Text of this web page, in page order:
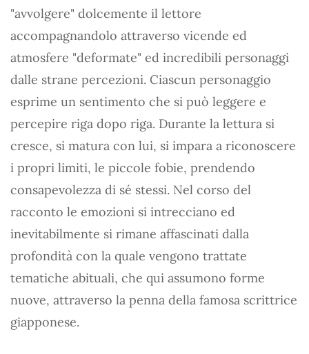
"avvolgere" dolcemente il lettore
accompagnandolo attraverso vicende ed
atmosfere "deformate" ed incredibili personaggi
dalle strane percezioni. Ciascun personaggio
esprime un sentimento che si può leggere e
percepire riga dopo riga. Durante la lettura si
cresce, si matura con lui, si impara a riconoscere
i propri limiti, le piccole fobie, prendendo
consapevolezza di sé stessi. Nel corso del
racconto le emozioni si intrecciano ed
inevitabilmente si rimane affascinati dalla
profondità con la quale vengono trattate
tematiche abituali, che qui assumono forme
nuove, attraverso la penna della famosa scrittrice
giapponese.